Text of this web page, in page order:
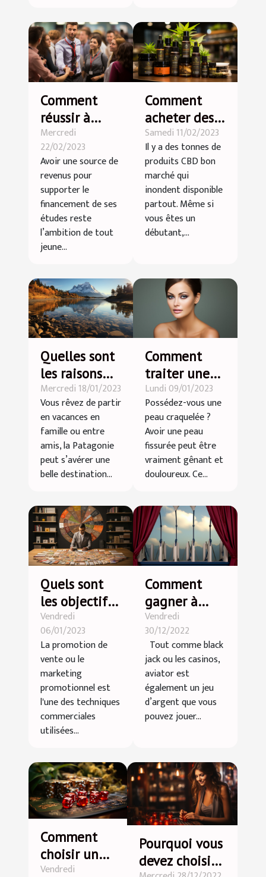
Comment
réussir à
décrocher un
emploi pour
étudiant ?
Mercredi
22/02/2023
Avoir une source de
revenus pour
supporter le
financement de ses
études reste
l’ambition de tout
jeune...
Comment
acheter des
produits CBD
de qualité et
pas cher ?
Samedi 11/02/2023
Il y a des tonnes de
produits CBD bon
marché qui
inondent disponible
partout. Même si
vous êtes un
débutant,...
Quelles sont
les raisons
pour partir
en vacances
en Patagonie
?
Mercredi 18/01/2023
Vous rêvez de partir
en vacances en
famille ou entre
amis, la Patagonie
peut s’avérer une
belle destination...
Comment
traiter une
peau
craquelée ?
Lundi 09/01/2023
Possédez-vous une
peau craquelée ?
Avoir une peau
fissurée peut être
vraiment gênant et
douloureux. Ce...
Quels sont
les objectifs
de la
promotion
des ventes ?
Vendredi
06/01/2023
La promotion de
vente ou le
marketing
promotionnel est
l'une des techniques
commerciales
utilisées...
Comment
gagner à
aviator?
Vendredi
30/12/2022
Tout comme black
jack ou les casinos,
aviator est
également un jeu
d’argent que vous
pouvez jouer...
Comment
choisir un
bon casino
Vendredi
Pourquoi vous
devez choisir